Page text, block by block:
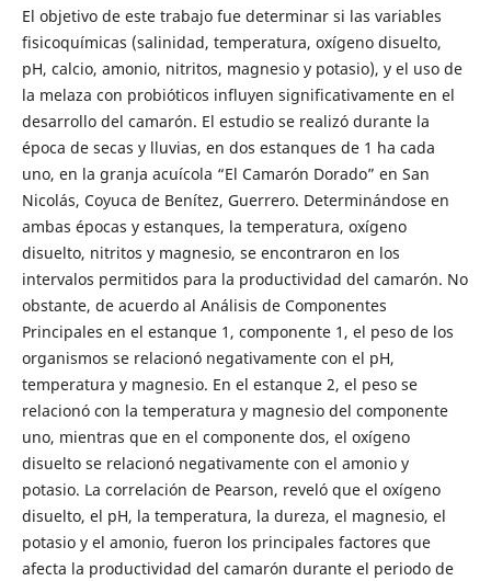
El objetivo de este trabajo fue determinar si las variables
fisicoquímicas (salinidad, temperatura, oxígeno disuelto,
pH, calcio, amonio, nitritos, magnesio y potasio), y el uso de
la melaza con probióticos influyen significativamente en el
desarrollo del camarón. El estudio se realizó durante la
época de secas y lluvias, en dos estanques de 1 ha cada
uno, en la granja acuícola “El Camarón Dorado” en San
Nicolás, Coyuca de Benítez, Guerrero. Determinándose en
ambas épocas y estanques, la temperatura, oxígeno
disuelto, nitritos y magnesio, se encontraron en los
intervalos permitidos para la productividad del camarón. No
obstante, de acuerdo al Análisis de Componentes
Principales en el estanque 1, componente 1, el peso de los
organismos se relacionó negativamente con el pH,
temperatura y magnesio. En el estanque 2, el peso se
relacionó con la temperatura y magnesio del componente
uno, mientras que en el componente dos, el oxígeno
disuelto se relacionó negativamente con el amonio y
potasio. La correlación de Pearson, reveló que el oxígeno
disuelto, el pH, la temperatura, la dureza, el magnesio, el
potasio y el amonio, fueron los principales factores que
afecta la productividad del camarón durante el periodo de